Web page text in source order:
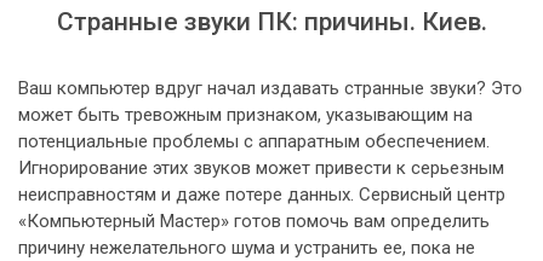
Странные звуки ПК: причины. Киев.
Ваш компьютер вдруг начал издавать странные звуки? Это
может быть тревожным признаком, указывающим на
потенциальные проблемы с аппаратным обеспечением.
Игнорирование этих звуков может привести к серьезным
неисправностям и даже потере данных. Сервисный центр
«Компьютерный Мастер» готов помочь вам определить
причину нежелательного шума и устранить ее, пока не